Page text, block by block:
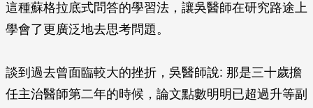
這種蘇格拉底式問答的學習法，讓吳醫師在研究路途上
學會了更廣泛地去思考問題。
談到過去曾面臨較大的挫折，吳醫師說: 那是三十歲擔
任主治醫師第二年的時候，論文點數明明已超過升等副